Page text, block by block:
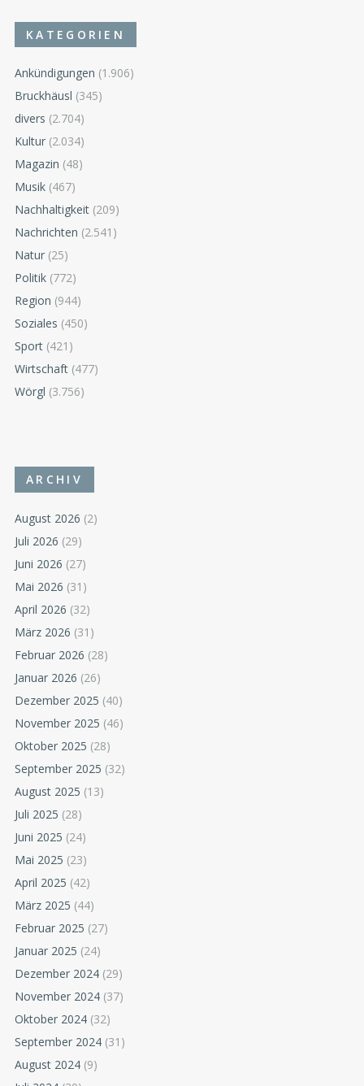
KATEGORIEN
Ankündigungen (1.906)
Bruckhäusl (345)
divers (2.704)
Kultur (2.034)
Magazin (48)
Musik (467)
Nachhaltigkeit (209)
Nachrichten (2.541)
Natur (25)
Politik (772)
Region (944)
Soziales (450)
Sport (421)
Wirtschaft (477)
Wörgl (3.756)
ARCHIV
August 2026 (2)
Juli 2026 (29)
Juni 2026 (27)
Mai 2026 (31)
April 2026 (32)
März 2026 (31)
Februar 2026 (28)
Januar 2026 (26)
Dezember 2025 (40)
November 2025 (46)
Oktober 2025 (28)
September 2025 (32)
August 2025 (13)
Juli 2025 (28)
Juni 2025 (24)
Mai 2025 (23)
April 2025 (42)
März 2025 (44)
Februar 2025 (27)
Januar 2025 (24)
Dezember 2024 (29)
November 2024 (37)
Oktober 2024 (32)
September 2024 (31)
August 2024 (9)